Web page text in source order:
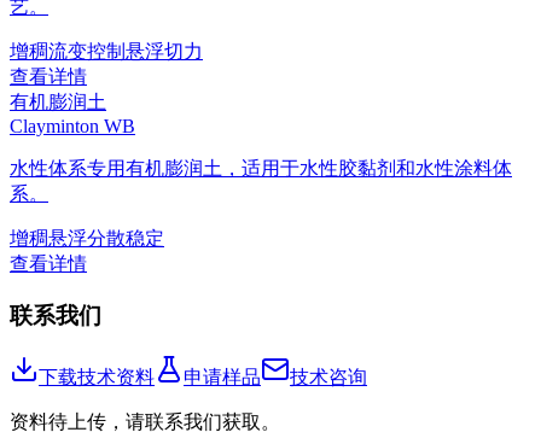
艺。
增稠流变控制 悬浮切力
查看详情
有机膨润土
Clayminton WB
水性体系专用有机膨润土，适用于水性胶黏剂和水性涂料体
系。
增稠悬浮分散稳定
查看详情
联系我们
下载技术资料 申请样品 技术咨询
资料待上传，请联系我们获取。